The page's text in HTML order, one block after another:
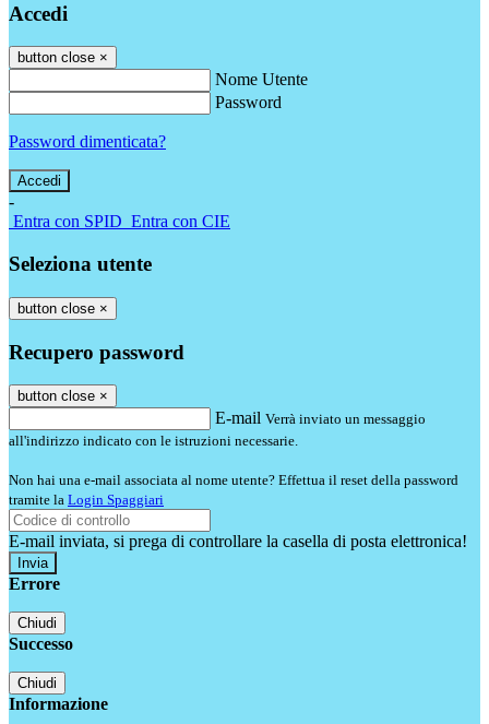
Accedi
button close ×
Nome Utente
Password
Password dimenticata?
-
Entra con SPID Entra con CIE
Seleziona utente
button close ×
Recupero password
button close ×
E-mail Verrà inviato un messaggio
all'indirizzo indicato con le istruzioni necessarie.
Non hai una e-mail associata al nome utente? Effettua il reset della password
tramite la Login Spaggiari
E-mail inviata, si prega di controllare la casella di posta elettronica!
Errore
Chiudi
Successo
Chiudi
Informazione